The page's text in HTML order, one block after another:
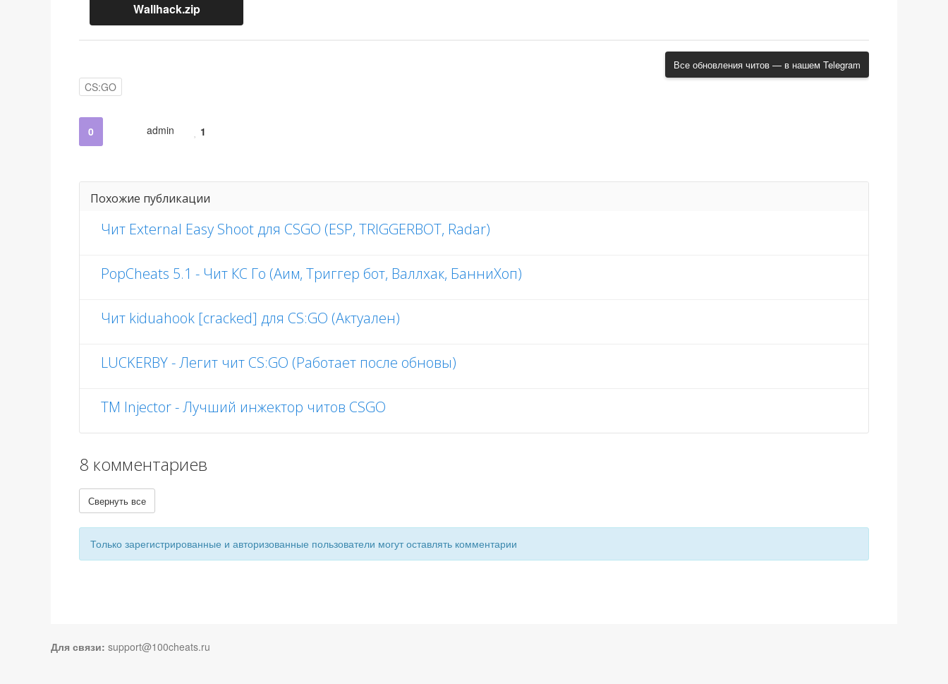
Wallhack.zip
Все обновления читов — в нашем Telegram
CS:GO
0 admin 1
Похожие публикации
Чит External Easy Shoot для CSGO (ESP, TRIGGERBOT, Radar)
PopCheats 5.1 - Чит КС Го (Аим, Триггер бот, Валлхак, БанниХоп)
Чит kiduahook [cracked] для CS:GO (Актуален)
LUCKERBY - Легит чит CS:GO (Работает после обновы)
TM Injector - Лучший инжектор читов CSGO
8 комментариев
Свернуть все
Только зарегистрированные и авторизованные пользователи могут оставлять комментарии
Для связи: support@100cheats.ru